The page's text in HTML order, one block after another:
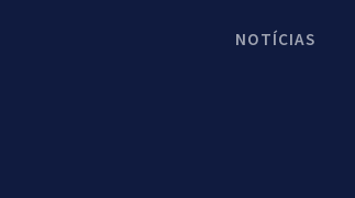
NOTÍCIAS